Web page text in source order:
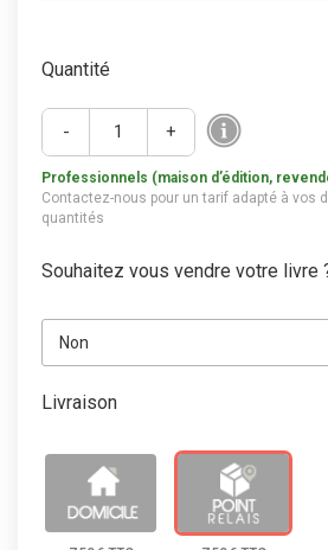
Quantité
- +
Professionnels (maison d’édition,
Contactez-nous pour un tarif adapté à vos
quantités
Souhaitez vous vendre votre livre
Livraison